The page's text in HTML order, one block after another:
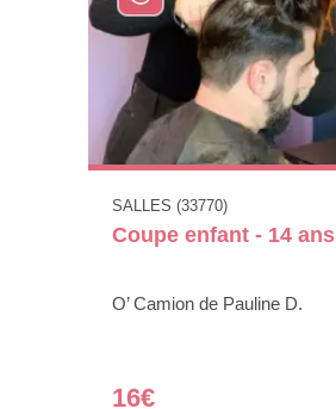
SALLES (33770)
Coupe enfant - 14 ans
O’ Camion de Pauline D.
16€